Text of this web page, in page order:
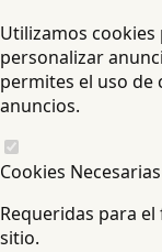
Utilizamos
personalizar
permites el uso de
anuncios.
Cookies Necesarias
Requeridas para
sitio.